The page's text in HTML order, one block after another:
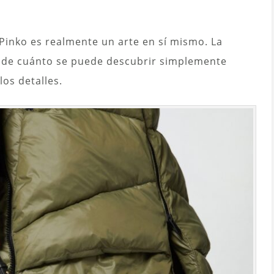
es realmente un arte en sí mismo. La
cuánto se puede descubrir simplemente
detalles.